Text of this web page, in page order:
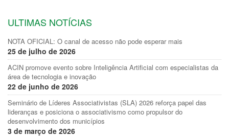
ULTIMAS NOTÍCIAS
NOTA OFICIAL: O canal de acesso não pode esperar mais
25 de julho de 2026
ACIN promove evento sobre Inteligência Artificial com especialistas da
área de tecnologia e inovação
22 de junho de 2026
Seminário de Líderes Associativistas (SLA) 2026 reforça papel das
lideranças e posiciona o associativismo como propulsor do
desenvolvimento dos municípios
3 de março de 2026